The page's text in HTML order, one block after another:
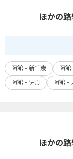
ほかの
函館 - 新千歳 函館
函館 - 伊丹 函館 -
ほかの